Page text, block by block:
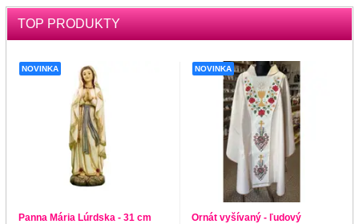
TOP PRODUKTY
NOVINKA
Panna Mária Lúrdska - 31 cm
NOVINKA
Ornát vyšívaný - ľudový